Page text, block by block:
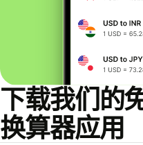
下载我们的
换算器应用